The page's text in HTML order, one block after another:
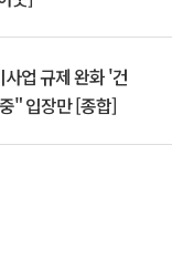
업 규제 완화 '건
" 입장만 [종합]